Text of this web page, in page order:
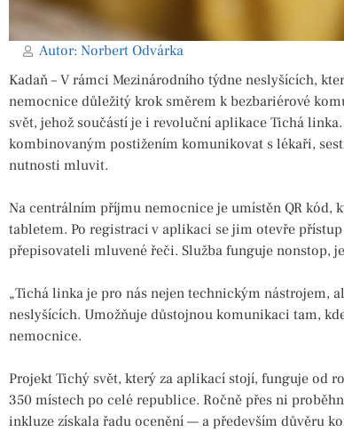
Autor: Norbert Odvárka
Kadaň – V rámci Mezinárodního týdne neslyšících,
nemocnice důležitý krok směrem k bezbariérové
svět, jehož součástí je i revoluční aplikace Tichá
kombinovaným postižením komunikovat s lékaři,
nutnosti mluvit.
Na centrálním příjmu nemocnice je umístěn QR
tabletem. Po registraci v aplikaci se jim otevře
přepisovateli mluvené řeči. Služba funguje nonstop,
„Tichá linka je pro nás nejen technickým nástrojem,
neslyšících. Umožňuje důstojnou komunikaci tam,
nemocnice.
Projekt Tichý svět, který za aplikací stojí, funguje od
350 místech po celé republice. Ročně přes ni
inkluze získala řadu ocenění — a především důvěru